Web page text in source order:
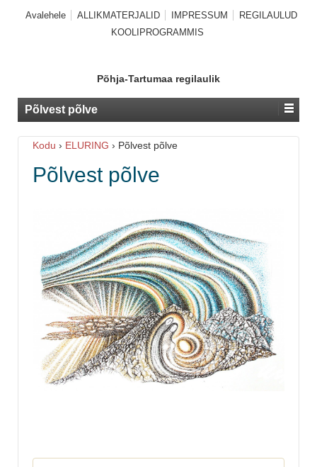
Avalehele ALLIKMATERJALID IMPRESSUM
REGILAULUD
KOOLIPROGRAMMIS
Põhja-Tartumaa regilaulik
Põlvest põlve
Kodu › ELURING › Põlvest põlve
Põlvest põlve